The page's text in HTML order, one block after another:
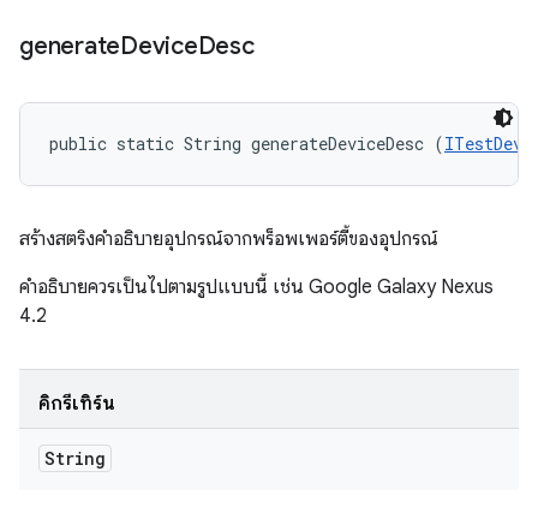
generateDeviceDesc
public static String generateDeviceDesc (
สร้างสตริงคำอธิบายอุปกรณ์จากพร็อพเพอร์ตี้ของอุปกรณ์
คำอธิบายควรเป็นไปตามรูปแบบนี้ เช่น Google Galaxy Nexus
4.2
คิกรีเทิร์น
String